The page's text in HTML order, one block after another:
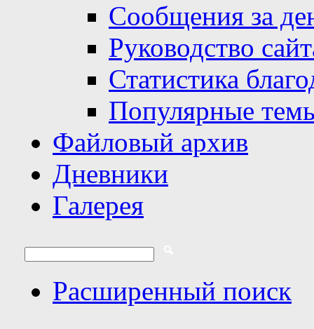
Сообщения за
Руководство
Статистика
Популярные
Файловый архив
Дневники
Галерея
Расширенный поиск